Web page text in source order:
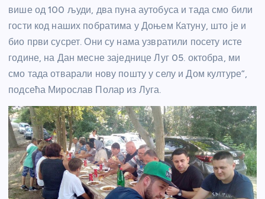
више од 100 људи, два пуна аутобуса и тада смо били
гости код наших побратима у Доњем Катуну, што је и
био први сусрет. Они су нама узвратили посету исте
године, на Дан месне заједнице Луг 05. октобра, ми
смо тада отварали нову пошту у селу и Дом културе”,
подсећа Мирослав Полар из Луга.